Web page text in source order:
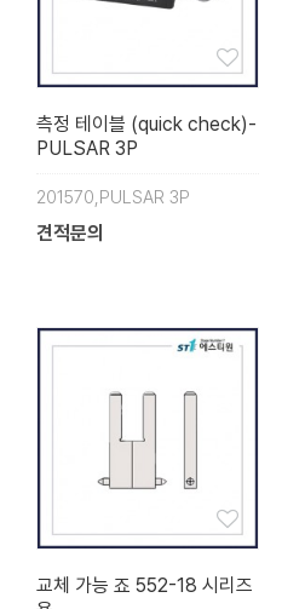
측정 테이블 (quick check)-
PULSAR 3P
201570,PULSAR 3P
견적문의
교체 가능 죠 552-18 시리즈